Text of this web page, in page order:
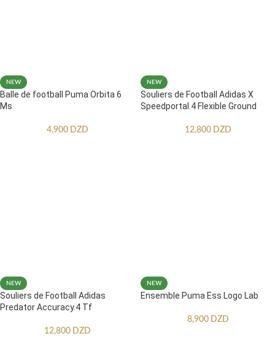
NEW
Balle de football Puma Orbita 6
Ms
4,900 DZD
NEW
Souliers de Football Adidas X
Speedportal.4 Flexible Ground
12,800 DZD
NEW
Souliers de Football Adidas
Predator Accuracy.4 Tf
12,800 DZD
NEW
Ensemble Puma Ess Logo Lab
8,900 DZD